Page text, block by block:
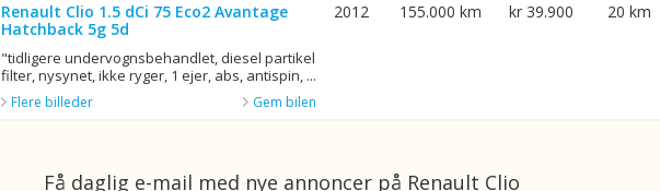
Renault Clio 1.5 dCi 75 Eco2 Avantage
Hatchback 5g 5d
"tidligere undervognsbehandlet, diesel partikel
filter, nysynet, ikke ryger, 1 ejer, abs, antispin, ...
Gem bilen
Flere billeder
2012 155.000 km kr 39.900 20 km
Få daglig e-mail med nye annoncer på Renault Clio